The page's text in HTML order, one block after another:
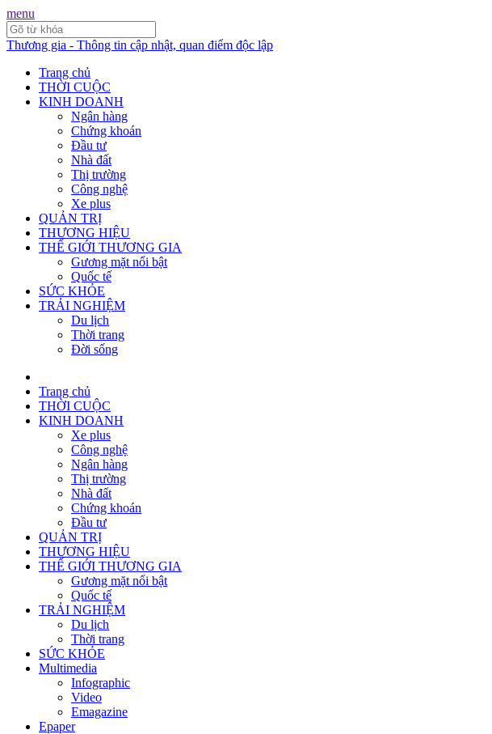
menu
Thương gia - Thông tin cập nhật, quan điểm độc lập
Trang chủ
THỜI CUỘC
KINH DOANH
Ngân hàng
Chứng khoán
Đầu tư
Nhà đất
Thị trường
Công nghệ
Xe plus
QUẢN TRỊ
THƯƠNG HIỆU
THẾ GIỚI THƯƠNG GIA
Gương mặt nổi bật
Quốc tế
SỨC KHỎE
TRẢI NGHIỆM
Du lịch
Thời trang
Đời sống
Trang chủ
THỜI CUỘC
KINH DOANH
Xe plus
Công nghệ
Ngân hàng
Thị trường
Nhà đất
Chứng khoán
Đầu tư
QUẢN TRỊ
THƯƠNG HIỆU
THẾ GIỚI THƯƠNG GIA
Gương mặt nổi bật
Quốc tế
TRẢI NGHIỆM
Du lịch
Thời trang
SỨC KHỎE
Multimedia
Infographic
Video
Emagazine
Epaper